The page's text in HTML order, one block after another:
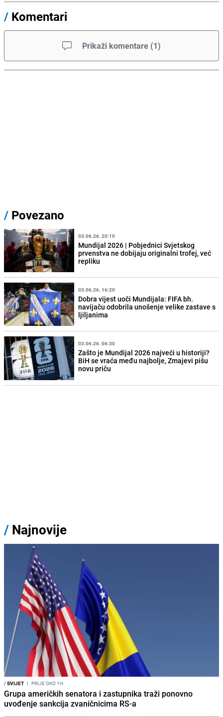
/ Komentari
Prikaži komentare (1)
/ Povezano
03.06.26. 20:10
Mundijal 2026 | Pobjednici Svjetskog
prvenstva ne dobijaju originalni trofej, već
repliku
03.06.26. 16:20
Dobra vijest uoči Mundijala: FIFA bh.
navijaču odobrila unošenje velike zastave s
ljiljanima
03.06.26. 06:30
Zašto je Mundijal 2026 najveći u historiji?
BiH se vraća među najbolje, Zmajevi pišu
novu priču
/ Najnovije
/SVIJET I PRIJE OKO 1H
Grupa američkih senatora i zastupnika traži ponovno
uvođenje sankcija zvaničnicima RS-a